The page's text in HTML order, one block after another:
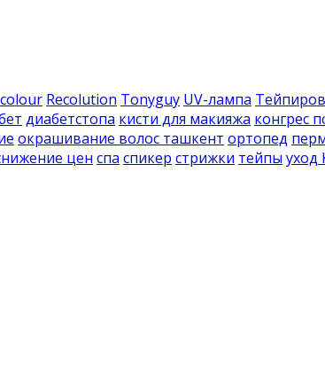
Recolution Tonyguy UV-лампа
диабетстопа кисти для макияжа конгрес
окрашивание волос ташкент ортопед
цен спа спикер стрижки тейпы уход